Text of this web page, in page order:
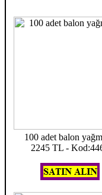
100 adet balon
2245 TL -